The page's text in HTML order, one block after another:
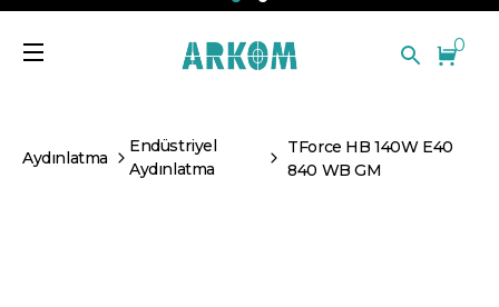
0
Aydınlatma
Endüstriyel
Aydınlatma
TForce HB 140W E40
840 WB GM